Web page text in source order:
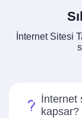
İnternet Sitesi
İnternet
kapsar?